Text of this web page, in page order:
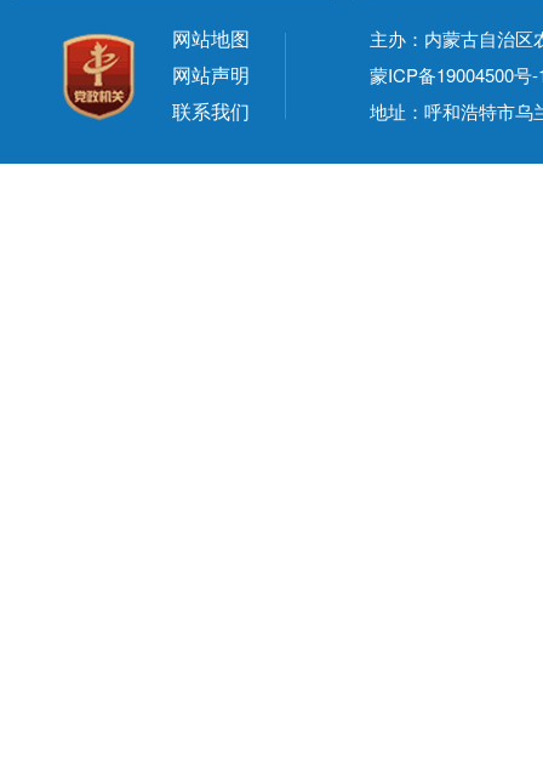
网站地图
网站声明
联系我们
主办：内蒙古自治
蒙ICP备19004500号-
地址：呼和浩特市